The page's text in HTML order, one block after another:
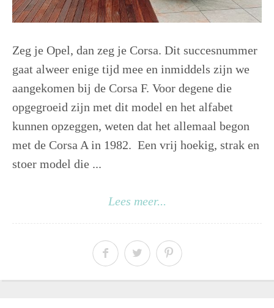
Zeg je Opel, dan zeg je Corsa. Dit succesnummer
gaat alweer enige tijd mee en inmiddels zijn we
aangekomen bij de Corsa F. Voor degene die
opgegroeid zijn met dit model en het alfabet
kunnen opzeggen, weten dat het allemaal begon
met de Corsa A in 1982. Een vrij hoekig, strak en
stoer model die ...
Lees meer...